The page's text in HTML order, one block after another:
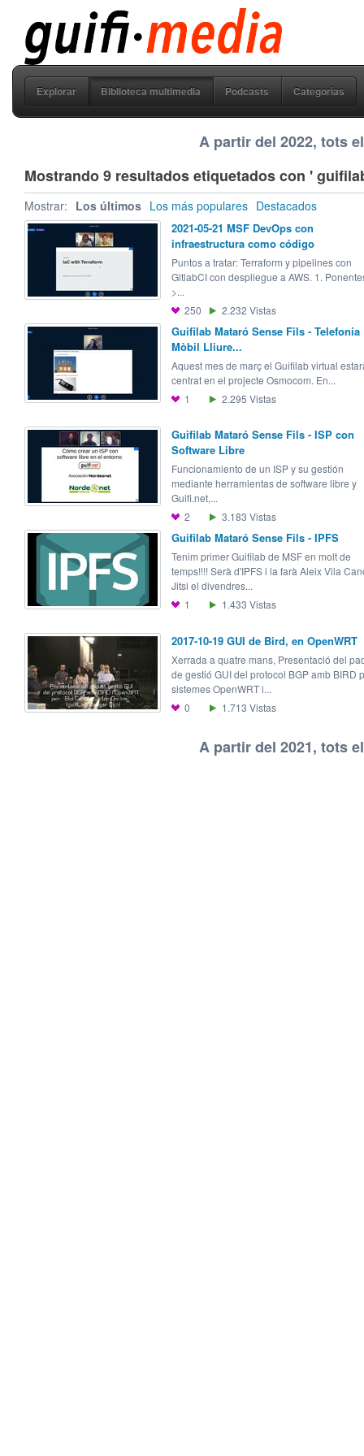
guifi media
Explorar Biblioteca multimedia Podcasts Categorías
A partir del 2022, tots
Mostrando 9 resultados etiquetados con '
Mostrar: Los últimos Los más populares Destacados
2021-05-21 MSF DevOps con
infraestructura como código
Puntos a tratar: Terraform y pipelines con
GitlabCI con despliegue a AWS. 1.
>...
250
2.232 Vistas
Guifilab Mataró Sense Fils - Telefonia
Mòbil Lliure...
Aquest mes de març el Guifilab virtual
centrat en el projecte Osmocom. En...
1
2.295 Vistas
Guifilab Mataró Sense Fils - ISP con
Software Libre
Funcionamiento de un ISP y su gestión
mediante herramientas de software libre y
Guifi.net,...
2
3.183 Vistas
Guifilab Mataró Sense Fils - IPFS
Tenim primer Guifilab de MSF en molt de
temps!!!! Serà d'IPFS i la farà Aleix Vila
Jitsi el divendres...
1
1.433 Vistas
2017-10-19 GUI de Bird, en OpenWRT
Xerrada a quatre mans, Presentació del
de gestió GUI del protocol BGP amb BIRD
sistemes OpenWRT i...
0
1.713 Vistas
A partir del 2021, tots